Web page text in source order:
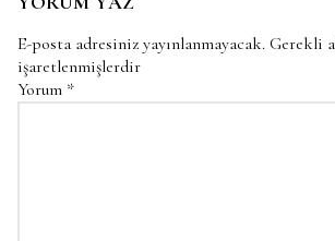
E-posta adresiniz yayınlanmayacak. Gerekli
işaretlenmişlerdir
Yorum *